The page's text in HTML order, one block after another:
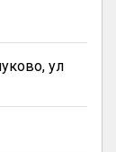
ул